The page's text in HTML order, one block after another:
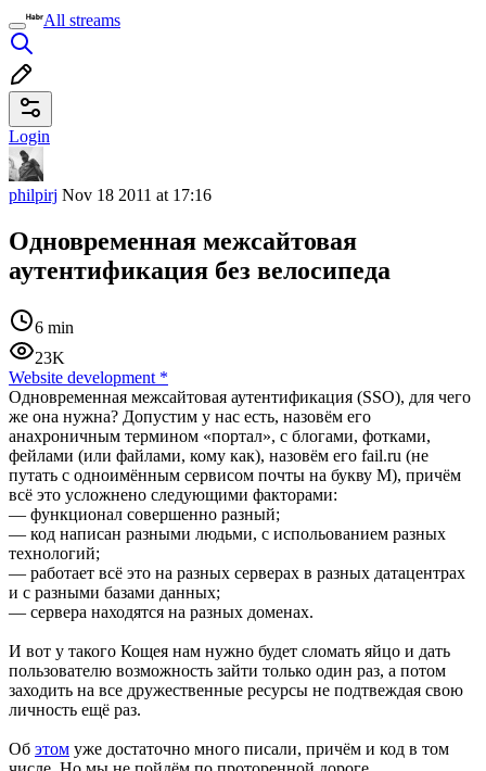
All streams
Login
philpirj Nov 18 2011 at 17:16
Одновременная межсайтовая
аутентификация без велосипеда
6 min
23K
Website development *
Одновременная межсайтовая аутентификация (SSO), для чего
же она нужна? Допустим у нас есть, назовём его
анахроничным термином «портал», с блогами, фотками,
фейлами (или файлами, кому как), назовём его fail.ru (не
путать с одноимённым сервисом почты на букву М), причём
всё это усложнено следующими факторами:
— функционал совершенно разный;
— код написан разными людьми, с испольованием разных
технологий;
— работает всё это на разных серверах в разных датацентрах
и с разными базами данных;
— сервера находятся на разных доменах.
И вот у такого Кощея нам нужно будет сломать яйцо и дать
пользователю возможность зайти только один раз, а потом
заходить на все дружественные ресурсы не подтвеждая свою
личность ещё раз.
Об этом уже достаточно много писали, причём и код в том